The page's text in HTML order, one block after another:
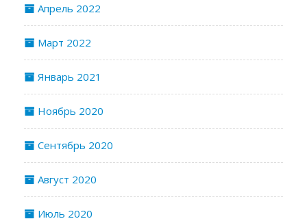
Апрель 2022
Март 2022
Январь 2021
Ноябрь 2020
Сентябрь 2020
Август 2020
Июль 2020